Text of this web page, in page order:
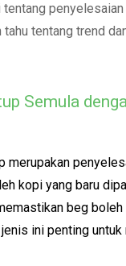
tentang trend
Semula
merupakan
kopi yang baru
beg
ini penting